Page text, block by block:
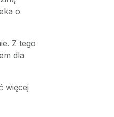
o
Z tego
dla
więcej